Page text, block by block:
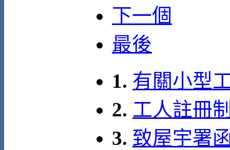
下一個
最後
1. 有關小型
2. 工人註冊
3. 致屋宇署